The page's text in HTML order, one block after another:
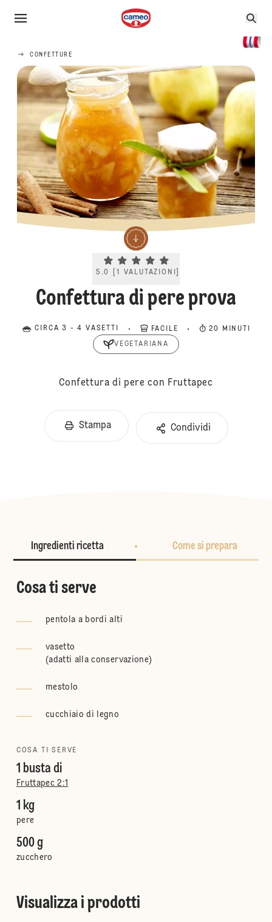
CONFETTURE
Current rating 5.0. Click to rate.
5.0 1 VALUTAZIONI
Confettura di pere prova
CIRCA 3 - 4 VASETTI FACILE 20 MINUTI
VEGETARIANA
Confettura di pere con Fruttapec
Stampa Condividi
Ingredienti ricetta Come si prepara
Cosa ti serve
pentola a bordi alti
vasetto
(adatti alla conservazione)
mestolo
cucchiaio di legno
COSA TI SERVE
1 busta di
Fruttapec 2:1
1 kg
pere
500 g
zucchero
Visualizza i prodotti